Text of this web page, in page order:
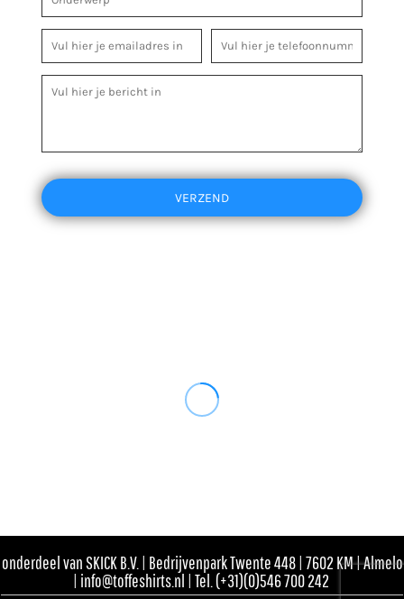
VERZEND
onderdeel van SKICK B.V. | Bedrijvenpark Twente 448 | 7602 KM | Almelo
| info@toffeshirts.nl | Tel. (+31)(0)546 700 242